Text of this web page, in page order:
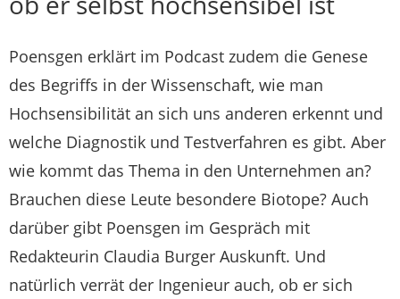
Poensgen erklärt im Podcast zudem die Genese
des Begriffs in der Wissenschaft, wie man
Hochsensibilität an sich uns anderen erkennt und
welche Diagnostik und Testverfahren es gibt. Aber
wie kommt das Thema in den Unternehmen an?
Brauchen diese Leute besondere Biotope? Auch
darüber gibt Poensgen im Gespräch mit
Redakteurin Claudia Burger Auskunft. Und
natürlich verrät der Ingenieur auch, ob er sich